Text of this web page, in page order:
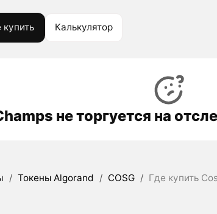
купить Калькулятор
не торгуется на
/ Токены Algorand / COSG / Где купить